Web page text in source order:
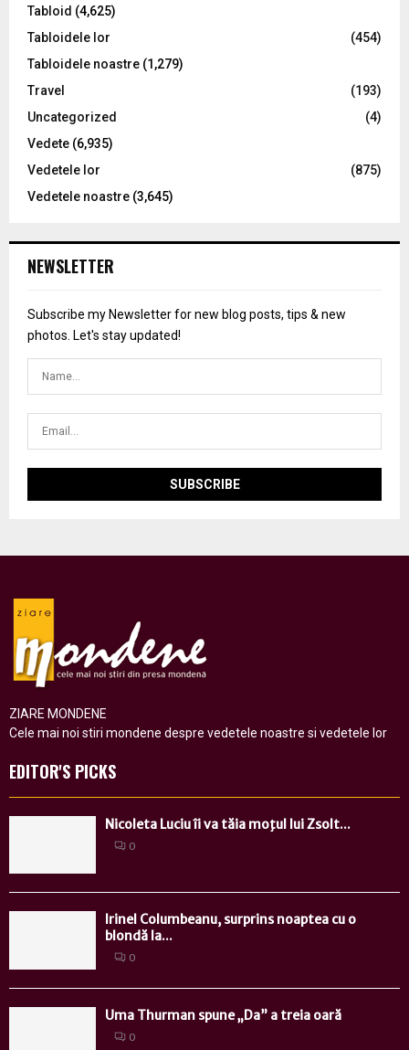
Tabloid (4,625)
Tabloidele lor
(454)
Tabloidele noastre (1,279)
Travel
(193)
Uncategorized
(4)
Vedete (6,935)
Vedetele lor
(875)
Vedetele noastre (3,645)
NEWSLETTER
Subscribe my Newsletter for new blog posts, tips & new
photos. Let's stay updated!
ZIARE MONDENE
Cele mai noi stiri mondene despre vedetele noastre si vedetele lor
EDITOR'S PICKS
Nicoleta Luciu îi va tăia moţul lui Zsolt...
0
Irinel Columbeanu, surprins noaptea cu o
blondă la...
0
Uma Thurman spune „Da” a treia oară
0